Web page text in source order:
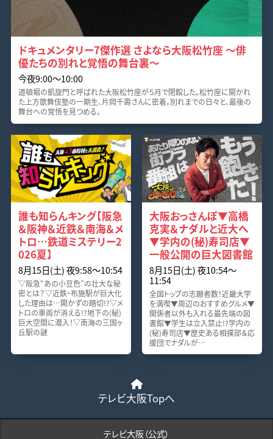
ドキュメンタリー7傑作選 さよなら大阪松竹座 ～俳
優たちの別れと覚悟の舞台裏～
今夜9:00〜10:00
道頓堀の凱旋門と呼ばれた大阪松竹座が５月で閉館した。松竹座に開かれ
た上方歌舞伎塾の一期生、片岡千壽さんに密着。別れまでの日々と、最後の
舞台への覚悟を見つめる。
誰も知らんキング【阪急
＆阪神＆近鉄＆南海＆メ
トロ…鉄道ミステリー2
026夏】
8月15日(土) 夜9:58〜10:54
▽阪急“あの小豆色”の壮大な秘
密とは？▽近鉄・布施駅が巨大化
した理由は…開かずの踏切!?▽メ
トロの車両が消える!?地下の(秘)
巨大空間に潜入！▽南海の三国ヶ
丘駅の謎
大阪おっさんぽ▼高橋
克実＆ナダルと近大へ
▼学内の(秘)寿司店▼
一般公開の巨大図書館
8月15日(土) 夜10:54〜
11:54
全国トップの志願者数！近畿大学
を満喫▼周辺のおすすめグルメ▼
関係者以外も入れる最先端の図
書館▼学生は立入禁止!?学内の
(秘)寿司店▼歴史ある相撲部＆応
援団でナダルが…
テレビ大阪Topへ
テレビ大阪（公式）